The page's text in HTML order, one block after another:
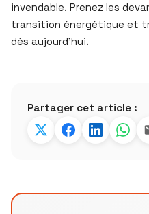
invendable. Prenez les
transition énergétique et
dès aujourd’hui.
Partager cet article :